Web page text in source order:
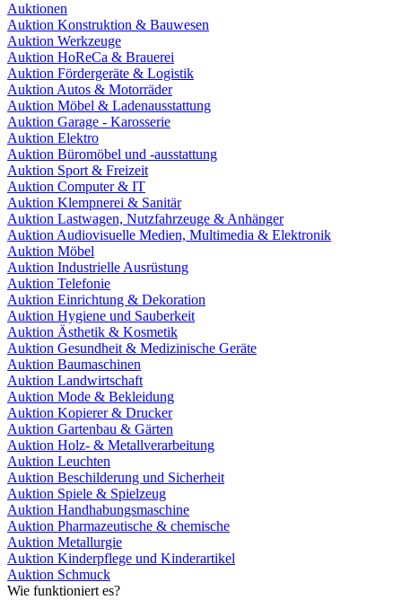
Auktionen
Auktion Konstruktion & Bauwesen
Auktion Werkzeuge
Auktion HoReCa & Brauerei
Auktion Fördergeräte & Logistik
Auktion Autos & Motorräder
Auktion Möbel & Ladenausstattung
Auktion Garage - Karosserie
Auktion Elektro
Auktion Büromöbel und -ausstattung
Auktion Sport & Freizeit
Auktion Computer & IT
Auktion Klempnerei & Sanitär
Auktion Lastwagen, Nutzfahrzeuge & Anhänger
Auktion Audiovisuelle Medien, Multimedia & Elektronik
Auktion Möbel
Auktion Industrielle Ausrüstung
Auktion Telefonie
Auktion Einrichtung & Dekoration
Auktion Hygiene und Sauberkeit
Auktion Ästhetik & Kosmetik
Auktion Gesundheit & Medizinische Geräte
Auktion Baumaschinen
Auktion Landwirtschaft
Auktion Mode & Bekleidung
Auktion Kopierer & Drucker
Auktion Gartenbau & Gärten
Auktion Holz- & Metallverarbeitung
Auktion Leuchten
Auktion Beschilderung und Sicherheit
Auktion Spiele & Spielzeug
Auktion Handhabungsmaschine
Auktion Pharmazeutische & chemische
Auktion Metallurgie
Auktion Kinderpflege und Kinderartikel
Auktion Schmuck
Wie funktioniert es?